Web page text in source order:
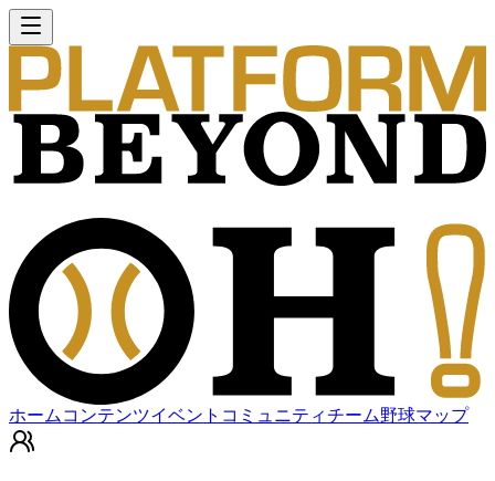
ホーム コンテンツイベント コミュニティチーム野球マップ